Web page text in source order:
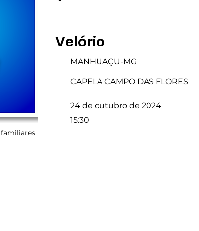
Velório
MANHUAÇU-MG
CAPELA CAMPO DAS FLORES
24 de outubro de 2024
15:30